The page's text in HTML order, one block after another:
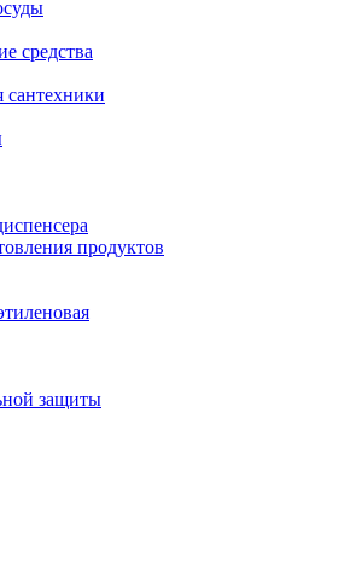
средства
сантехники
продуктов
защиты